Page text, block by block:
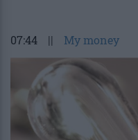
07:44 || My money